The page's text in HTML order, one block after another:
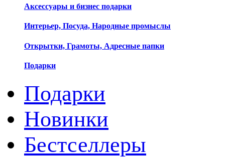
Аксессуары и бизнес подарки
Интерьер, Посуда, Народные промыслы
Открытки, Грамоты, Адресные папки
Подарки
Подарки
Новинки
Бестселлеры